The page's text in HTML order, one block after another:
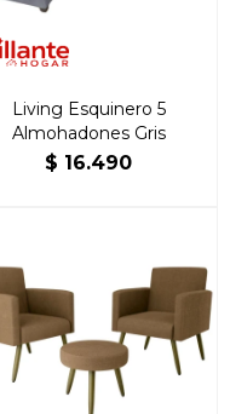
Living Esquinero 5
Almohadones Gris
$ 16.490